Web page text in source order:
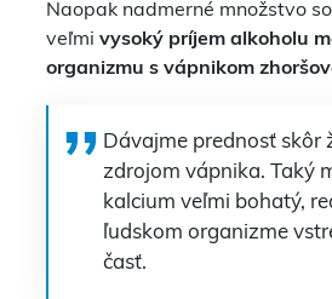
Naopak nadmerné množstvo
veľmi vysoký príjem alkoholu
organizmu s vápnikom
Dávajme prednosť skôr
zdrojom vápnika. Taký
kalcium veľmi bohatý,
ľudskom organizme
časť.